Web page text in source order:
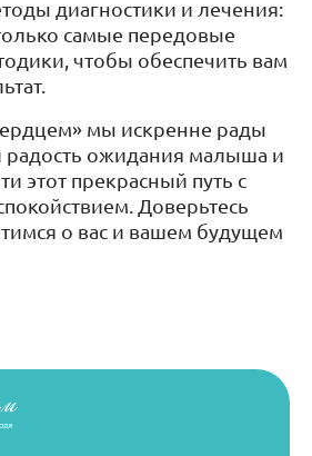
диагностики и лечения:
самые передовые
чтобы обеспечить вам
мы искренне рады
радость ожидания малыша и
этот прекрасный путь с
Доверьтесь
о вас и вашем будущем